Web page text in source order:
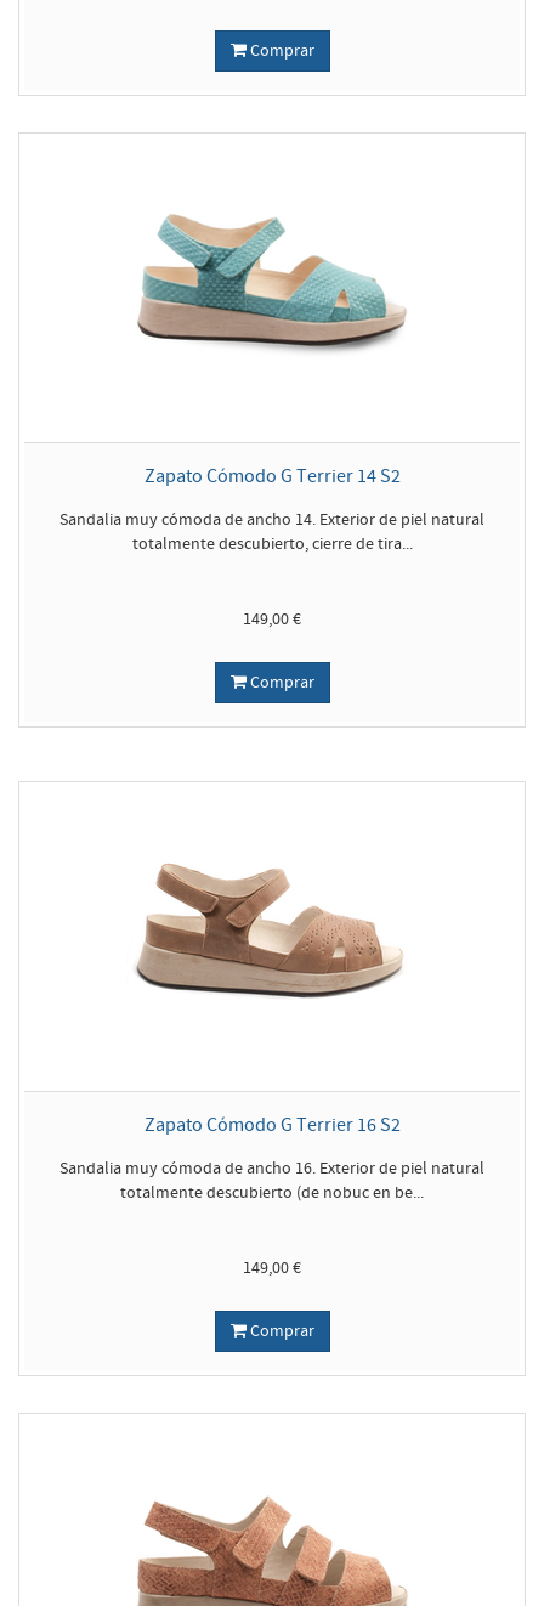
Comprar
Zapato Cómodo G Terrier 14 S2
Sandalia muy cómoda de ancho 14. Exterior de piel natural
totalmente descubierto, cierre de tira...
149,00 €
Comprar
Zapato Cómodo G Terrier 16 S2
Sandalia muy cómoda de ancho 16. Exterior de piel natural
totalmente descubierto (de nobuc en be...
149,00 €
Comprar